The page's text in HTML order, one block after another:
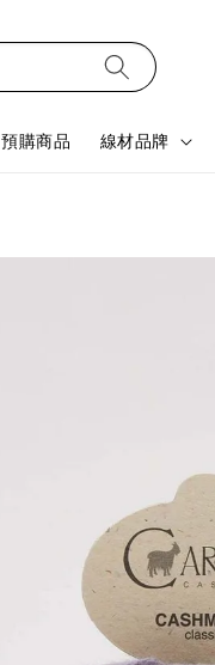
預購商品 線材品牌